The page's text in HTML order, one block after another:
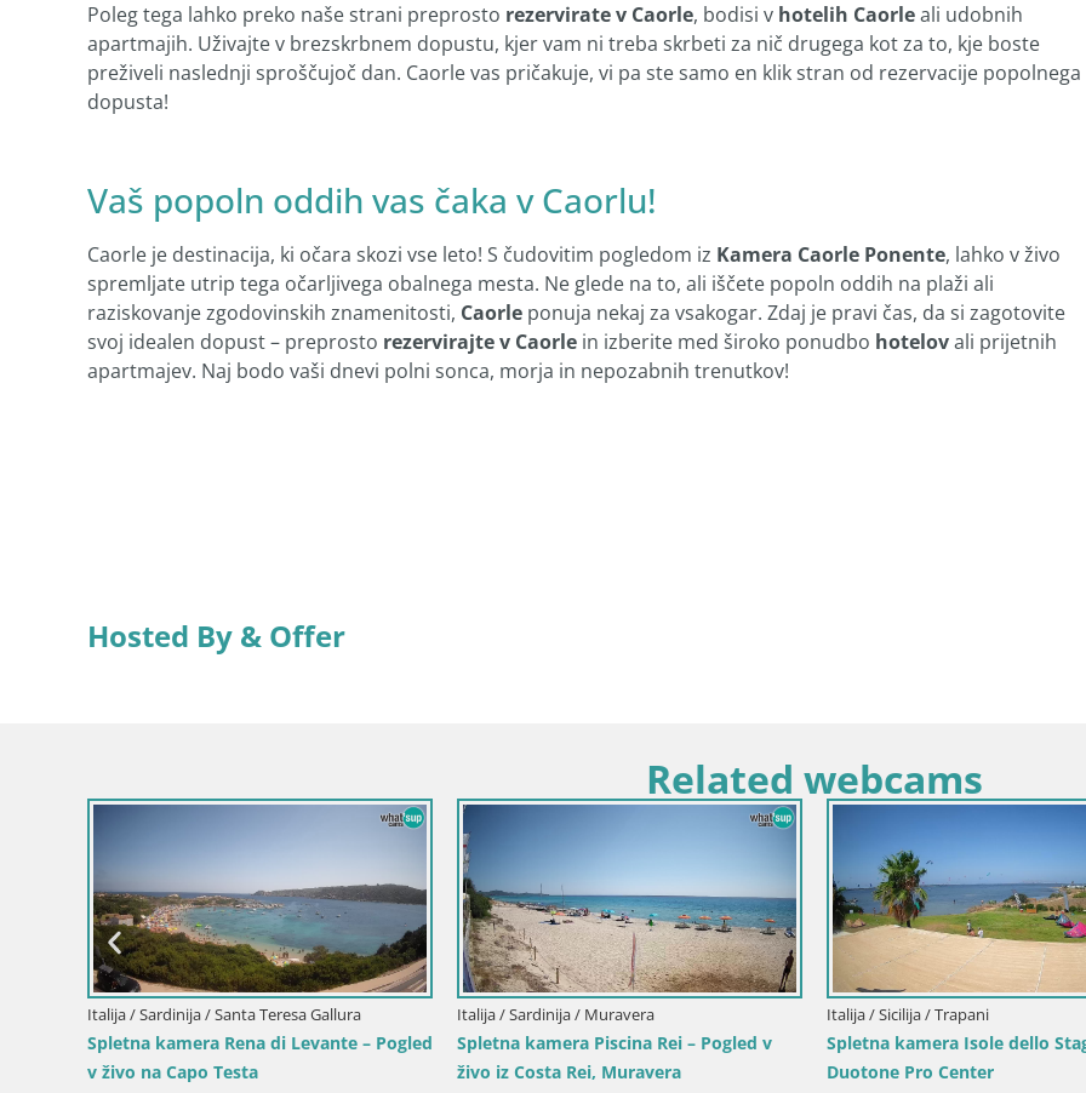
Poleg tega lahko preko naše strani preprosto rezervirate v Caorle, bodisi v hotelih Caorleali udobnih
apartmajih. Uživajte v brezskrbnem dopustu, kjer vam ni treba skrbeti za nič drugega kot za to, kje boste
preživeli naslednji sproščujoč dan. Caorle vas pričakuje, vi pa ste samo en klik stran od rezervacije popolnega
dopusta!
Vaš popoln oddih vas čaka v Caorlu!
Caorle je destinacija, ki očara skozi vse leto! S čudovitim pogledom iz Kamera Caorle Ponente, lahko v živo
spremljate utrip tega očarljivega obalnega mesta. Ne glede na to, ali iščete popoln oddih na plaži ali
raziskovanje zgodovinskih znamenitosti, Caorle ponuja nekaj za vsakogar. Zdaj je pravi čas, da si zagotovite
svoj idealen dopust – preprosto rezervirajte v Caorle in izberite med široko ponudbo hotelovali prijetnih
apartmajev. Naj bodo vaši dnevi polni sonca, morja in nepozabnih trenutkov!
Hosted By & Offer
Related webcams
Italija / Sardinija / Santa Teresa Gallura
Spletna kamera Rena di Levante – Pogled
v živo na Capo Testa
Italija / Sardinija / Muravera
Spletna kamera Piscina Rei – Pogled v
živo iz Costa Rei, Muravera
Italija / Sicilija / Trapani
Spletna kamera Isole dello
Duotone Pro Center